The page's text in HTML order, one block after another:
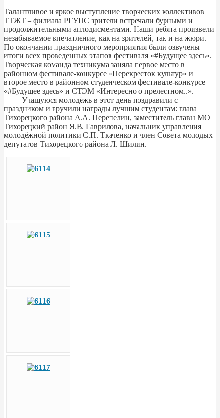
Талантливое и яркое выступление творческих коллективов
ТТЖТ – филиала РГУПС зрители встречали бурными и
продолжительными аплодисментами. Наши ребята произвели
незабываемое впечатление, как на зрителей, так и на жюри.
По окончании праздничного мероприятия были озвучены
итоги всех проведенных этапов фестиваля «#Будущее здесь».
Творческая команда техникума заняла первое место в
районном фестивале-конкурсе «Перекресток культур» и
второе место в районном студенческом фестивале-конкурсе
«#Будущее здесь» и СТЭМ «Интересно о прелестном..».
Учащуюся молодёжь в этот день поздравили с
праздником и вручили награды лучшим студентам: глава
Тихорецкого района А.А. Перепелин, заместитель главы МО
Тихорецкий район Я.В. Гаврилова, начальник управления
молодёжной политики С.П. Ткаченко и член Совета молодых
депутатов Тихорецкого района Л. Шилин.